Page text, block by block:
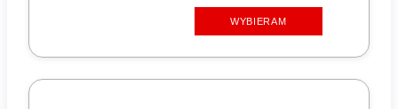
WYBIERAM